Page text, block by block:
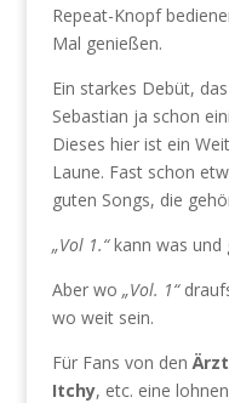
Repeat-Knopf
Mal genießen.
Ein starkes Debüt,
Sebastian ja schon
Dieses hier ist ein
Laune. Fast schon
guten Songs, die
„Vol 1.“kann was und
Aber wo „Vol. 1“
wo weit sein.
Für Fans von den
Itchy, etc. eine